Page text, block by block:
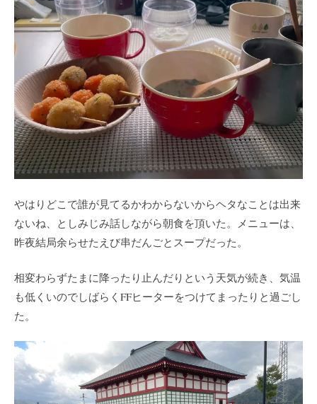
やはりどこで誰が見てるかわからないからヘタなことは出来
ないね、としみじみ話しながら朝食を頂いた。メニューは、
昨夜結局余らせたえび串だんごとスープだった。
相変わらずたまに降ったり止んだりという天気が続き、気温
も低くいのでしばらくFFヒーターをつけてまったりと過ごし
た。